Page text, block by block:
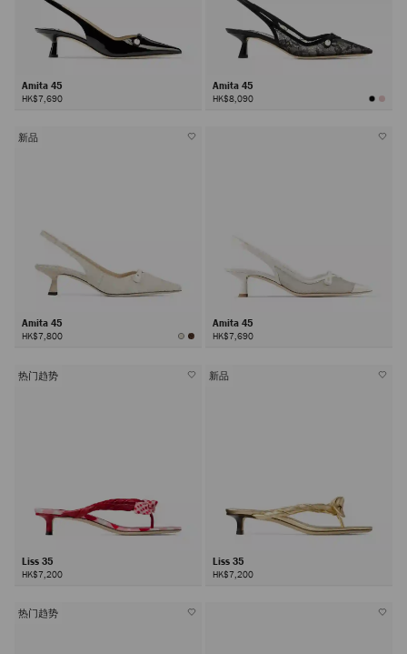
Amita 45
HK$7,690
Amita 45
HK$8,090
新品
Amita 45
HK$7,800
Amita 45
HK$7,690
热门趋势
Liss 35
HK$7,200
新品
Liss 35
HK$7,200
热门趋势